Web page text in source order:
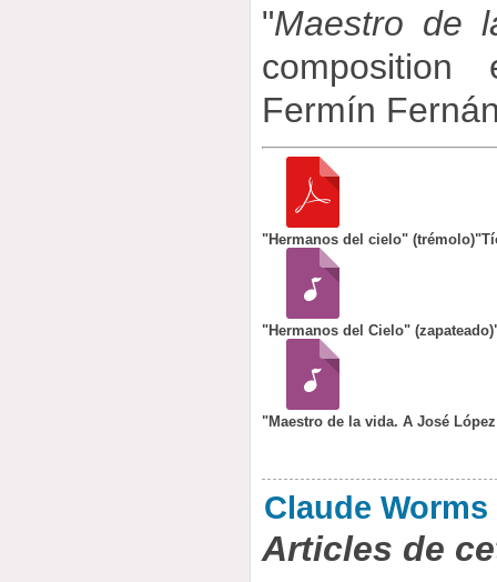
"Maestro de
Fermín
"Hermanos del cielo" (trémolo)
"Hermanos del Cielo" (zapateado)
"Maestro de la vida. A José
Claude Worms
Articles de